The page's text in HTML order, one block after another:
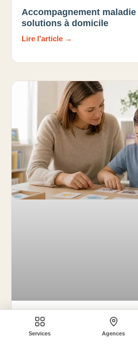
Services Agences
Accompagnement
solutions à domicile
Lire l’article →
HANDICAPS ET PATHOLOGIES